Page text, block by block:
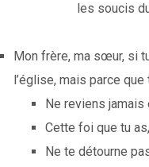
les soucis
Mon frère, ma sœur, si
l’église, mais parce
Ne reviens jamais
Cette foi que tu
Ne te détourne